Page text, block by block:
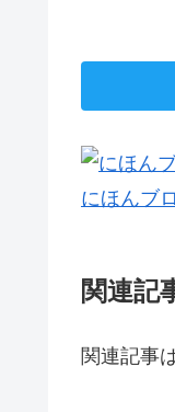
にほんブ
関連記
関連記事